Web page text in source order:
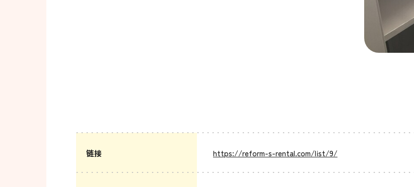
链接 https://reform-s-rental.com/list/9/